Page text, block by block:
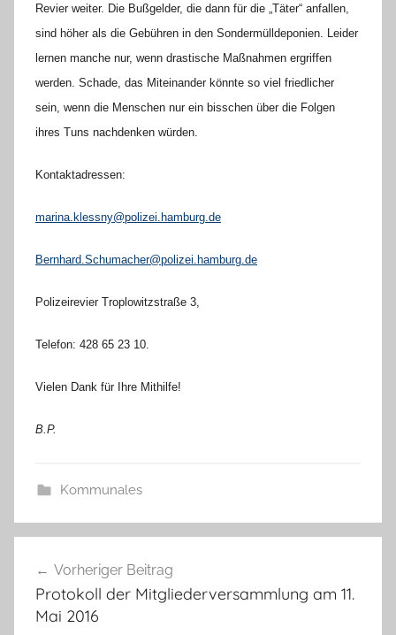
Revier weiter. Die Bußgelder, die dann für die „Täter“ anfallen,
sind höher als die Gebühren in den Sondermülldeponien. Leider
lernen manche nur, wenn drastische Maßnahmen ergriffen
werden. Schade, das Miteinander könnte so viel friedlicher
sein, wenn die Menschen nur ein bisschen über die Folgen
ihres Tuns nachdenken würden.
Kontaktadressen:
marina.klessny@polizei.hamburg.de
Bernhard.Schumacher@polizei.hamburg.de
Polizeirevier Troplowitzstraße 3,
Telefon: 428 65 23 10.
Vielen Dank für Ihre Mithilfe!
B.P.
Kommunales
Vorheriger Beitrag
Protokoll der Mitgliederversammlung am 11.
Mai 2016